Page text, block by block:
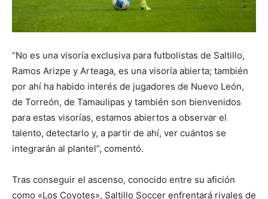
“No es una visoría exclusiva para futbolistas de Saltillo,
Ramos Arizpe y Arteaga, es una visoría abierta; también
por ahí ha habido interés de jugadores de Nuevo León,
de Torreón, de Tamaulipas y también son bienvenidos
para estas visorías, estamos abiertos a observar el
talento, detectarlo y, a partir de ahí, ver cuántos se
integrarán al plantel”, comentó.
Tras conseguir el ascenso, conocido entre su afición
como «Los Coyotes», Saltillo Soccer enfrentará rivales de